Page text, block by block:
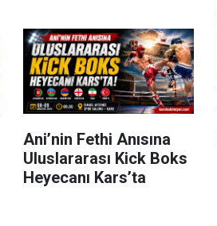
Ani’nin Fethi Anısına
Uluslararası Kick Boks
Heyecanı Kars’ta